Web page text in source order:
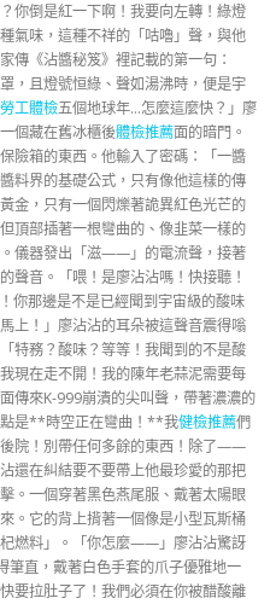
你倒是紅一下啊！我要向左轉！綠燈
氣味，這種不祥的「咕嚕」聲，與他
傳《沾醬秘笈》裡記載的第一句：
，且燈號恒綠、聲如湯沸時，便是宇
工體檢五個地球年…怎麼這麼快？」廖
個藏在舊冰櫃後體檢推薦面的暗門。
險箱的東西。他輸入了密碼：「一醬
料界的基礎公式，只有像他這樣的傳
金，只有一個閃爍著詭異紅色光芒的
頂部插著一根彎曲的、像韭菜一樣的
儀器發出「滋——」的電流聲，接著
聲音。「喂！是廖沾沾嗎！快接聽！
你那邊是不是已經聞到宇宙級的酸味
上！」廖沾沾的耳朵被這聲音震得嗡
特務？酸味？等等！我聞到的不是酸
現在走不開！我的陳年老蒜泥需要每
傳來K-999崩潰的尖叫聲，帶著濃濃的
點是**時空正在彎曲！**我健檢推薦們
院！別帶任何多餘的東西！除了——
還在糾結要不要帶上他最珍愛的那把
。一個穿著黑色燕尾服、戴著太陽眼
。它的背上揹著一個像是小型瓦斯桶
燃料」。「你怎麼——」廖沾沾驚訝
筆直，戴著白色手套的爪子優雅地一
要拉肚子了！我們必須在你被醋酸離